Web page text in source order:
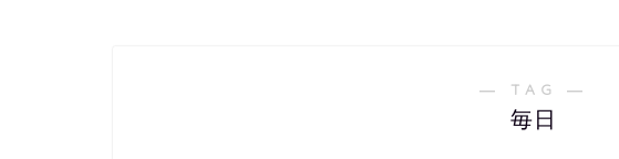
― TAG ―
毎日